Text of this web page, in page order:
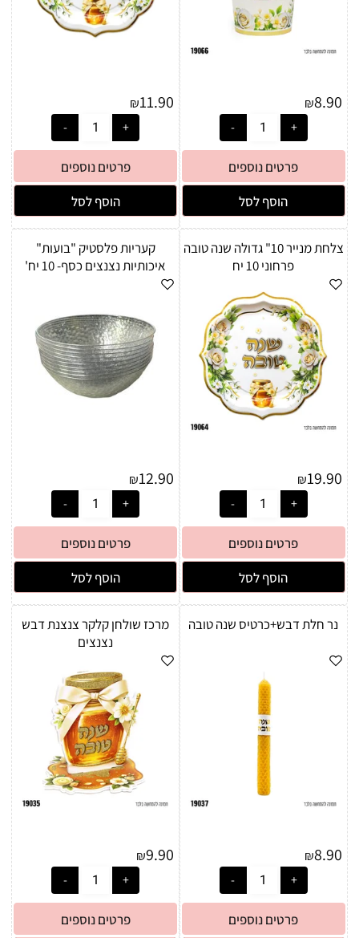
₪8.90
פרטים נוספים
הוסף לסל
₪11.90
פרטים נוספים
הוסף לסל
צלחת מנייר 10" גדולה שנה טובה
פרחוני 10 יח
₪19.90
פרטים נוספים
הוסף לסל
קעריות פלסטיק "בועות"
איכותיות נצנצים כסף- 10 יח'
₪12.90
פרטים נוספים
הוסף לסל
נר חלת דבש+כרטיס שנה טובה
₪8.90
פרטים נוספים
מרכז שולחן קלקר צנצנת דבש
נצנצים
₪9.90
פרטים נוספים